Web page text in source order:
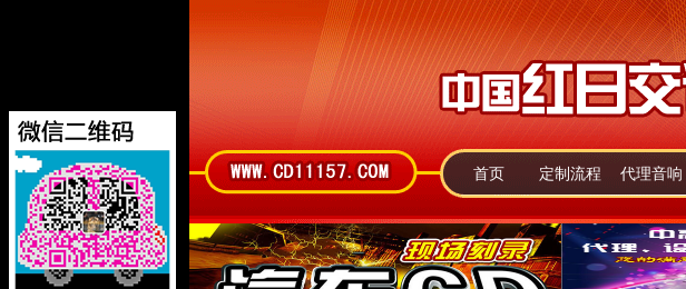
首页 定制流程 代理音响